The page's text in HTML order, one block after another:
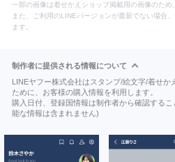
一部の画像は着せかえショップ掲載用の画像のため
また、ご利用のLINEバージョンが最新でない場合
ます。
制作者に提供される情報について
LINEヤフー株式会社はスタンプ/絵文字/着せ
ために、お客様の購入情報を利用します。
購入日付、登録国情報は制作者から確認する
能な情報は含まれません)